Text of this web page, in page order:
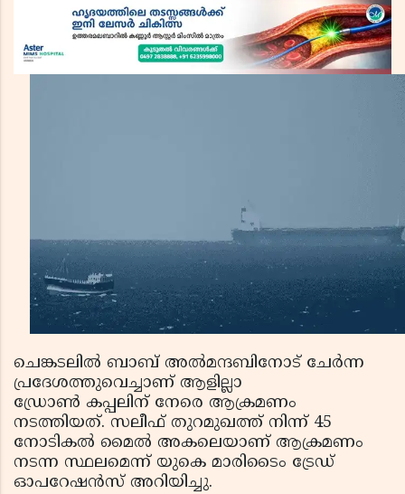
ചെങ്കടലില്‍ ബാബ് അല്‍മന്ദബിനോട് ചേര്‍ന്ന
പ്രദേശത്തുവെച്ചാണ് ആളില്ലാ
ഡ്രോണ്‍ കപ്പലിന് നേരെ ആക്രമണം
നടത്തിയത്. സലീഫ് തുറമുഖത്ത് നിന്ന് 45
നോടികല്‍ മൈല്‍ അകലെയാണ് ആക്രമണം
നടന്ന സ്ഥലമെന്ന് യുകെ മാരിടൈം ട്രേഡ്
ഓപറേഷന്‍സ് അറിയിച്ചു.